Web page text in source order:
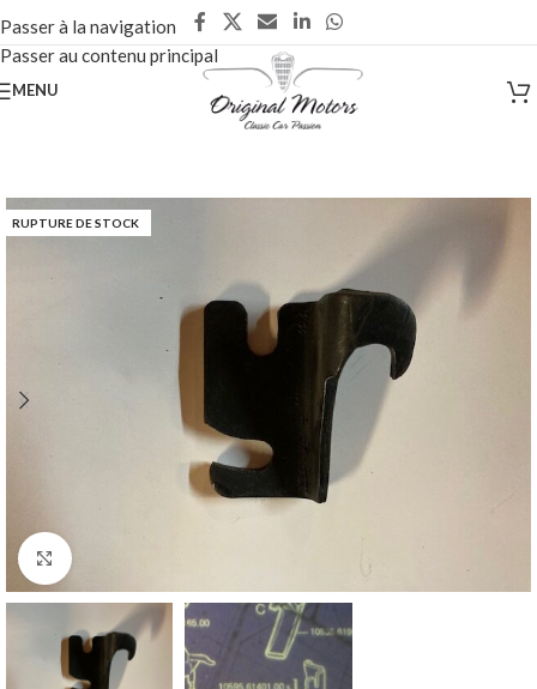
Passer à la navigation
Passer au contenu principal
MENU
RUPTURE DE STOCK
Cliquez pour agrandir